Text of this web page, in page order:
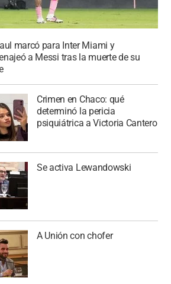
marcó para Inter Miami y
a Messi tras la muerte de su
Crimen en Chaco: qué
determinó la pericia
psiquiátrica a Victoria Cantero
Se activa Lewandowski
A Unión con chofer